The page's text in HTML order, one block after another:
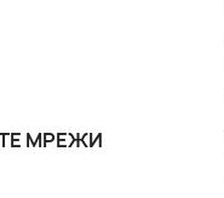
МРЕЖИ